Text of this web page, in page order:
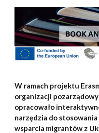
W ramach projektu
organizacji
opracowało
narzędzia do
wsparcia migrantów z